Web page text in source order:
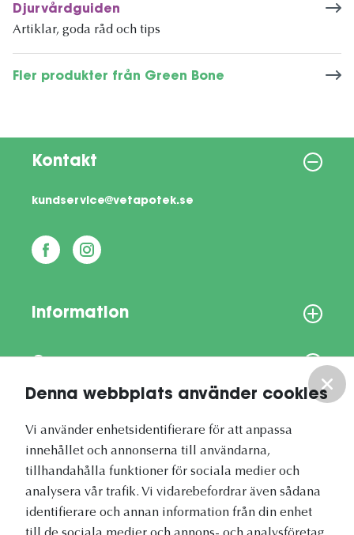
Denna webbplats använder cookies
Vi använder enhetsidentifierare för att anpassa
innehållet och annonserna till användarna,
tillhandahålla funktioner för sociala medier och
analysera vår trafik. Vi vidarebefordrar även sådana
identifierare och annan information från din enhet
Djurvårdguiden
Artiklar, goda råd och tips
Fler produkter från Green Bone
Kontakt
kundservice@vetapotek.se
Information
Vetapotek.se är en del av